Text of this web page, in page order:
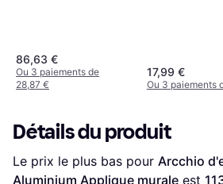
86,63 €
Ou 3 paiements de
28,87 €
17,99 €
Ou 3 paiements
Détails du produit
Le prix le plus bas pour Arcchio
Aluminium Applique murale est